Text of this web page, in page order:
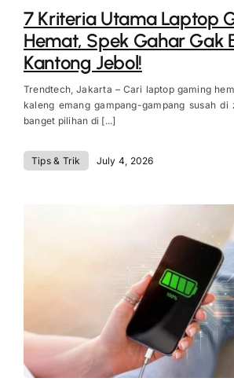
7 Kriteria Utama Laptop
Hemat, Spek Gahar Gak
Kantong Jebol!
Trendtech, Jakarta – Cari laptop gaming
kaleng emang gampang-gampang susah di
banget pilihan di [...]
Tips & Trik July 4, 2026